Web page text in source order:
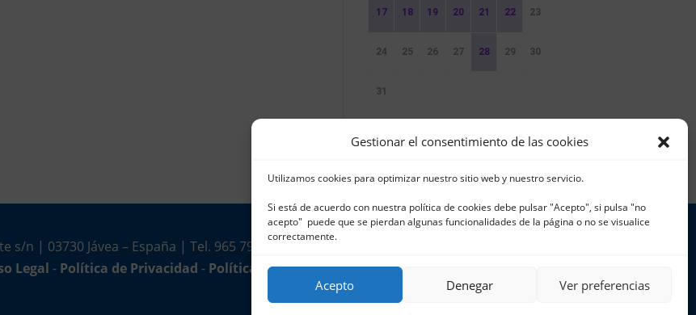
Gestionar el consentimiento de las cookies
Utilizamos cookies para optimizar nuestro sitio web y nuestro servicio.
Si está de acuerdo con nuestra política de cookies debe pulsar "Acepto", si pulsa "no
acepto" puede que se pierdan algunas funcionalidades de la página o no se visualice
correctamente.
Acepto Denegar Ver preferencias
17 18 19 20 21 22 23
24 25 26 27 28 29 30
31
Sin Eventos
s/n | 03730 Jávea – España | Tel. 965 791 025 | Fax. 965 796 008 | info@cnjavea.net
Legal -Política de Privacidad - Política de Cookies